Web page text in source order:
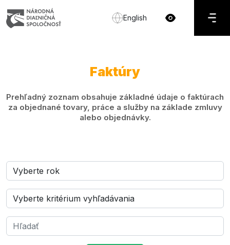
English
Faktúry
Prehľadný zoznam obsahuje základné údaje o faktúrach
za objednané tovary, práce a služby na základe zmluvy
alebo objednávky.